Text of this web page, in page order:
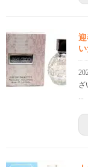
ざ
...